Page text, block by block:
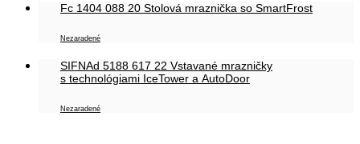
Fc 1404 088 20 Stolová mraznička so SmartFrost
Nezaradené
SIFNAd 5188 617 22 Vstavané mrazničky
s technológiami IceTower a AutoDoor
Nezaradené